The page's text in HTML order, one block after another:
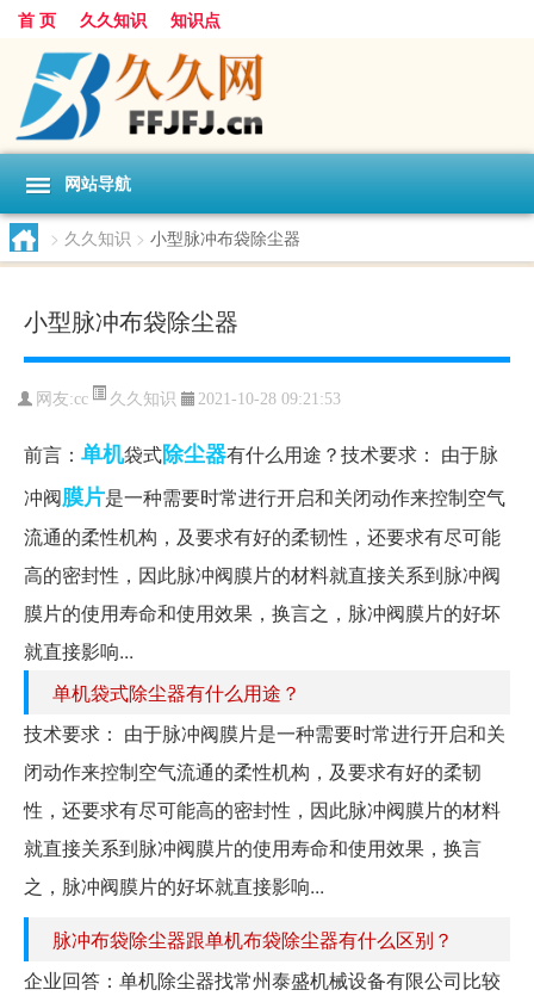
首 页 久久知识 知识点
网站导航
> 久久知识 > 小型脉冲布袋除尘器
小型脉冲布袋除尘器
网友:cc 久久知识 2021-10-28 09:21:53
前言： 单机袋式除尘器有什么用途？技术要求： 由于脉
冲阀膜片是一种需要时常进行开启和关闭动作来控制空气
流通的柔性机构，及要求有好的柔韧性，还要求有尽可能
高的密封性，因此脉冲阀膜片的材料就直接关系到脉冲阀
膜片的使用寿命和使用效果，换言之，脉冲阀膜片的好坏
就直接影响...
单机袋式除尘器有什么用途？
技术要求： 由于脉冲阀膜片是一种需要时常进行开启和关
闭动作来控制空气流通的柔性机构，及要求有好的柔韧
性，还要求有尽可能高的密封性，因此脉冲阀膜片的材料
就直接关系到脉冲阀膜片的使用寿命和使用效果，换言
之，脉冲阀膜片的好坏就直接影响...
脉冲布袋除尘器跟单机布袋除尘器有什么区别？
企业回答：单机除尘器找常州泰盛机械设备有限公司比较